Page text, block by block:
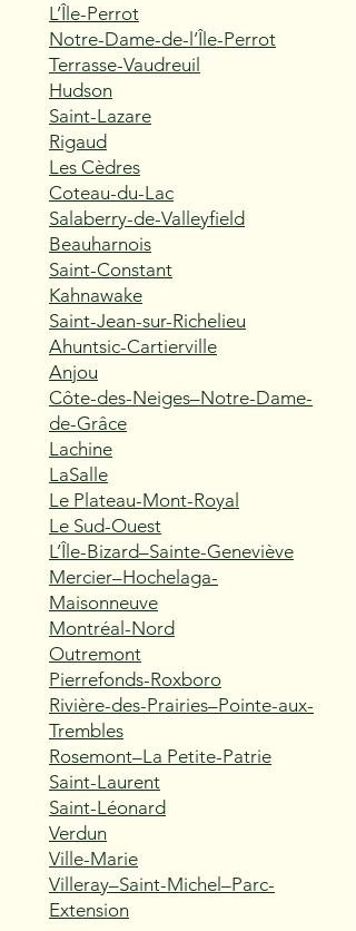
L’Île-Perrot
Notre-Dame-de-l’Île-Perrot
Terrasse-Vaudreuil
Hudson
Saint-Lazare
Rigaud
Les Cèdres
Coteau-du-Lac
Salaberry-de-Valleyfield
Beauharnois
Saint-Constant
Kahnawake
Saint-Jean-sur-Richelieu
Ahuntsic-Cartierville
Anjou
Côte-des-Neiges–Notre-Dame-
de-Grâce
Lachine
LaSalle
Le Plateau-Mont-Royal
Le Sud-Ouest
L’Île-Bizard–Sainte-Geneviève
Mercier–Hochelaga-
Maisonneuve
Montréal-Nord
Outremont
Pierrefonds-Roxboro
Rivière-des-Prairies–Pointe-aux-
Trembles
Rosemont–La Petite-Patrie
Saint-Laurent
Saint-Léonard
Verdun
Ville-Marie
Villeray–Saint-Michel–Parc-
Extension